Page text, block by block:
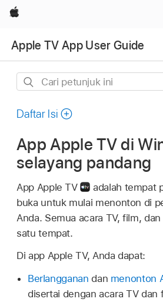
Apple
Apple TV App User Guide
Cari
ini
Daftar Isi
App Apple TV di
selayang pandang
App Apple TV
adalah tempat
buka untuk mulai menonton di
Anda. Semua acara TV, film,
satu tempat.
Di app Apple TV, Anda dapat:
Berlangganan dan menonton
disertai dengan acara TV dan